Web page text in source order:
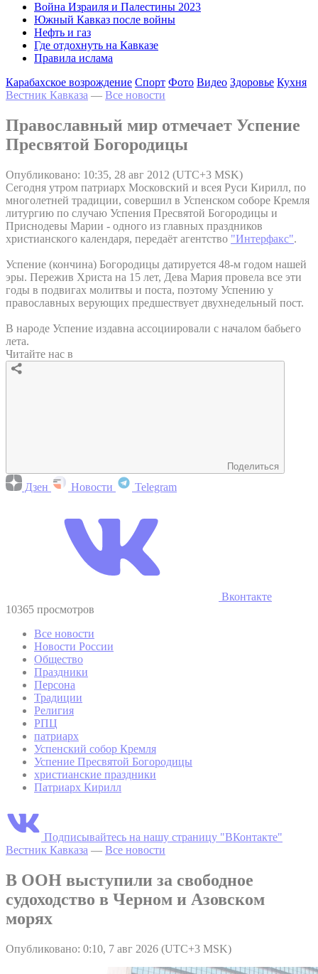
Война Израиля и Палестины 2023
Южный Кавказ после войны
Нефть и газ
Где отдохнуть на Кавказе
Правила ислама
Карабахское возрождение Спорт Фото Видео Здоровье Кухня
Вестник Кавказа — Все новости
Православный мир отмечает Успение
Пресвятой Богородицы
Опубликовано: 10:35, 28 авг 2012 (UTC+3 MSK)
Сегодня утром патриарх Московский и всея Руси Кирилл, по
многолетней традиции, совершил в Успенском соборе Кремля
литургию по случаю Успения Пресвятой Богородицы и
Приснодевы Марии - одного из главных праздников
христианского календаря, передаёт агентство "Интерфакс".
Успение (кончина) Богородицы датируется 48-м годом нашей
эры. Пережив Христа на 15 лет, Дева Мария провела все эти
годы в подвигах молитвы и поста, поэтому Успению у
православных верующих предшествует двухнедельный пост.
В народе Успение издавна ассоциировали с началом бабьего
лета.
Читайте нас в
Поделиться
Дзен Новости Telegram
Вконтакте
10365 просмотров
Все новости
Новости России
Общество
Праздники
Персона
Традиции
Религия
РПЦ
патриарх
Успенский собор Кремля
Успение Пресвятой Богородицы
христианские праздники
Патриарх Кирилл
Подписывайтесь на нашу страницу "ВКонтакте"
Вестник Кавказа — Все новости
В ООН выступили за свободное
судоходство в Черном и Азовском
морях
Опубликовано: 0:10, 7 авг 2026 (UTC+3 MSK)